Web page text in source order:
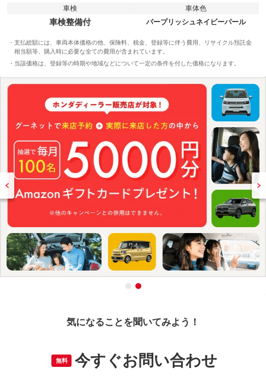
車検
車検整備付
車体色
パープリッシュネイビーパール
支払総額には、車両本体価格の他、保険料、税金、登録等に伴う費用、リサイクル預託金
相当額等、購入時に必要な全ての費用が含まれています。
当該価格は、登録等の時期や地域などについて一定の条件を付した価格になります。
気になることを聞いてみよう！
無料 今すぐお問い合わせ